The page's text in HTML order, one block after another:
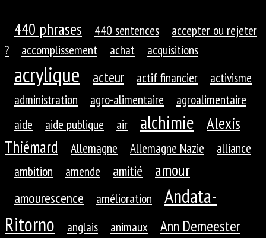
440 phrases 440 sentences
accepter ou rejeter
?
accomplissement achat acquisitions
acrylique acteur actif financier
activisme
administration
agro-alimentaire
agroalimentaire
aide
aide publique air alchimie
Alexis
Thiémard
Allemagne Allemagne Nazie
alliance
ambition
amende amitié amour
amourescence amélioration
Andata-
Ritorno
anglais animaux Ann Demeester